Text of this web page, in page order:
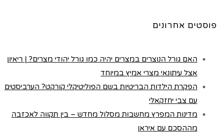
פוסטים אחרונים
האם גורל הנוצרים במצרים יהיה כמו גורל יהודי מצרים? | ריאיון
אצל עיתונאי מצרי אמיץ במיוחד
הפקרת הילדות הבריטיות בשם הפוליטיקלי קורקט? הערביסטים
עם צבי יחזקאלי
מדינות המפרץ מחשבות מסלול מחדש – בין תקווה לאכזבה
מההסכם עם איראן